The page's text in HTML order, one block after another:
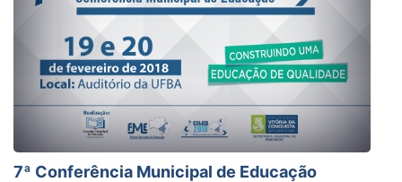
7ª Conferência Municipal de Educação